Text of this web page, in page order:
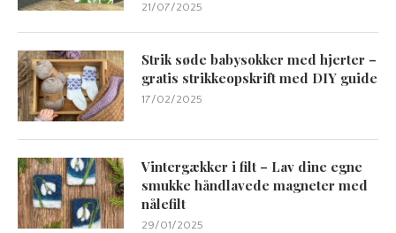
21/07/2025
Strik søde babysokker med hjerter –
gratis strikkeopskrift med DIY guide
17/02/2025
Vintergækker i filt – Lav dine egne
smukke håndlavede magneter med
nålefilt
29/01/2025